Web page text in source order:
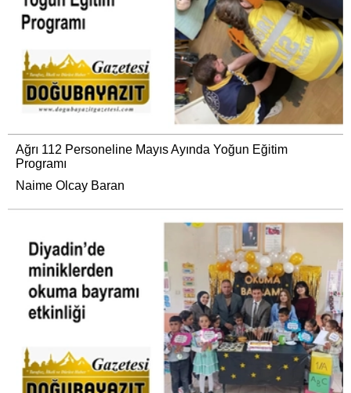
Ağrı 112 Personeline Mayıs Ayında Yoğun Eğitim
Programı
Naime Olcay Baran